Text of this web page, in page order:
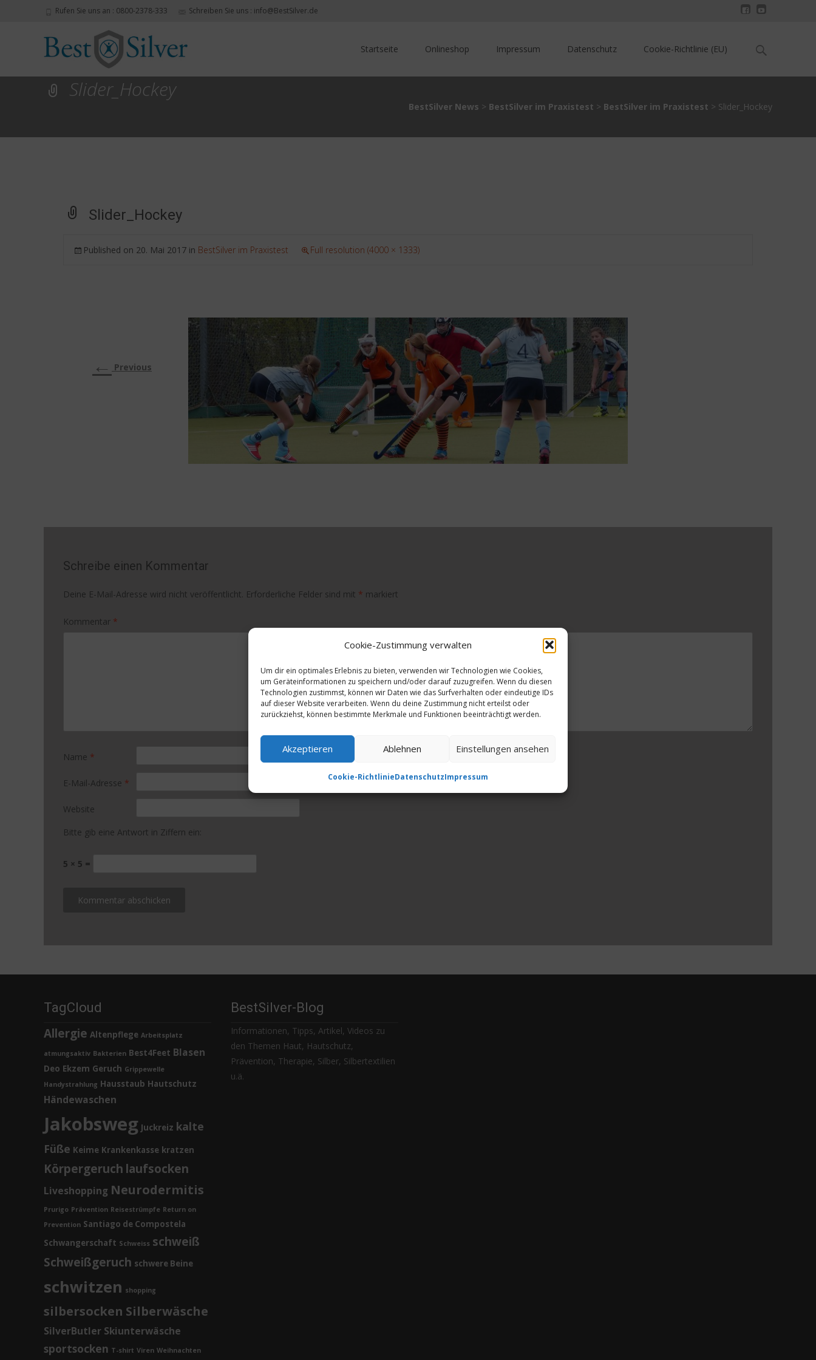
Cookie-Zustimmung verwalten
Um dir ein optimales Erlebnis zu bieten, verwenden wir Technologien wie Cookies,
um Geräteinformationen zu speichern und/oder darauf zuzugreifen. Wenn du diesen
Technologien zustimmst, können wir Daten wie das Surfverhalten oder eindeutige IDs
auf dieser Website verarbeiten. Wenn du deine Zustimmung nicht erteilst oder
zurückziehst, können bestimmte Merkmale und Funktionen beeinträchtigt werden.
Akzeptieren Ablehnen Einstellungen ansehen
Cookie-RichtlinieDatenschutzImpressum
Rufen Sie uns an : 0800-2378-333 Schreiben Sie uns : info@BestSilver.de
Startseite Onlineshop Impressum Datenschutz Cookie-Richtlinie (EU)
Search
Slider_Hockey
BestSilver News > BestSilver im Praxistest > BestSilver im Praxistest > Slider_Hockey
Slider_Hockey
Published on 20. Mai 2017 in BestSilver im Praxistest Full resolution (4000 × 1333)
← Previous
Schreibe einen Kommentar
Deine E-Mail-Adresse wird nicht veröffentlicht. Erforderliche Felder sind mit * markiert
Kommentar *
Name *
E-Mail-Adresse *
Website
Bitte gib eine Antwort in Ziffern ein:
5 × 5 =
TagCloud
Allergie Altenpflege Arbeitsplatz
atmungsaktiv Bakterien Best4Feet Blasen
Deo Ekzem Geruch Grippewelle
Handystrahlung Hausstaub Hautschutz
Händewaschen
Jakobsweg Juckreiz kalte
Füße Keime Krankenkasse kratzen
Körpergeruch laufsocken
Liveshopping Neurodermitis
Prurigo Prävention Reisestrümpfe Return on
Prevention Santiago de Compostela
Schwangerschaft Schweiss schweiß
Schweißgeruch schwere Beine
schwitzen shopping
silbersocken Silberwäsche
SilverButler Skiunterwäsche
sportsocken T-shirt Viren Weihnachten
BestSilver-Blog
Informationen, Tipps, Artikel, Videos zu
den Themen Haut, Hautschutz,
Prävention, Therapie, Silber, Silbertextilien
u.ä.